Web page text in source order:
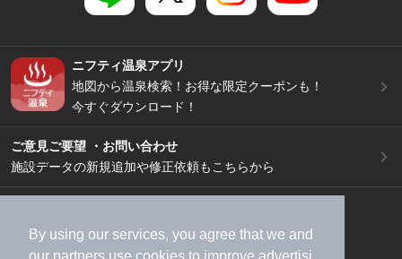
By using our services, you agree that we and
ニフティ温泉アプリ
地図から温泉検索！お得な限定クーポンも！
今すぐダウンロード！
ご意見ご要望 ・お問い合わせ
施設データの新規追加や修正依頼もこちらから
加盟店募集（資料請求）
広告出稿のご案内